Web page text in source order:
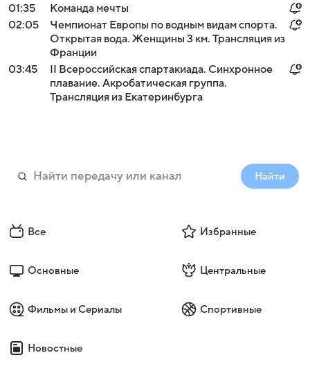
01:35
Команда мечты
02:05
Чемпионат Европы по водным видам спорта.
Открытая вода. Женщины 3 км. Трансляция из
Франции
03:45
II Всероссийская спартакиада. Синхронное
плавание. Акробатическая группа.
Трансляция из Екатеринбурга
Найти
Все Избранные
Основные Центральные
Фильмы и Сериалы Спортивные
Новостные